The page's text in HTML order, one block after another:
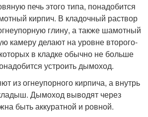
печь этого типа, понадобится
кирпич. В кладочный раствор
глину, а также шамотный
камеру делают на уровне второго-
в кладке обычно не больше
устроить дымоход.
из огнеупорного кирпича, а внутрь
Дымоход выводят через
быть аккуратной и ровной.